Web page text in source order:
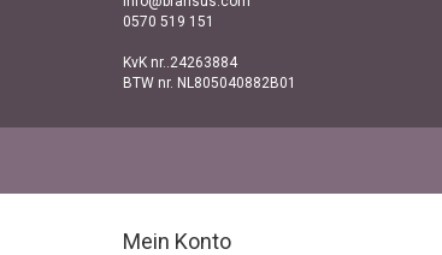
0570 519 151
KvK nr..24263884
BTW nr. NL805040882B01
Mein Konto